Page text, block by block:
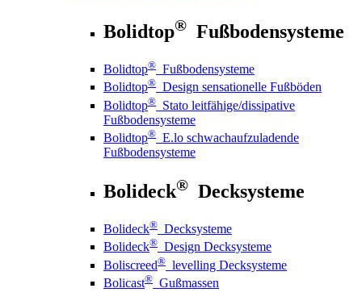
Bolidtop® Fußbodensysteme
Bolidtop® Fußbodensysteme
Bolidtop® Design sensationelle Fußböden
Bolidtop® Stato leitfähige/dissipative
Fußbodensysteme
Bolidtop® E.lo schwachaufzuladende
Fußbodensysteme
Bolideck® Decksysteme
Bolideck® Decksysteme
Bolideck® Design Decksysteme
Boliscreed® levelling Decksysteme
Bolicast® Gußmassen